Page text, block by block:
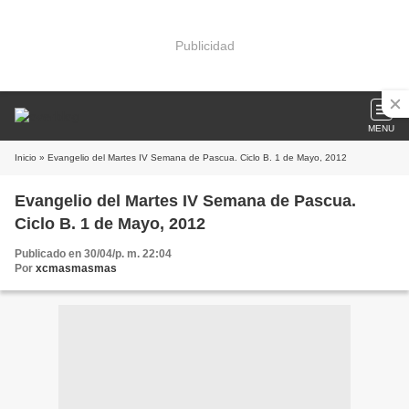
Publicidad
MENU
Inicio » Evangelio del Martes IV Semana de Pascua. Ciclo B. 1 de Mayo, 2012
Evangelio del Martes IV Semana de Pascua.
Ciclo B. 1 de Mayo, 2012
Publicado en 30/04/p. m. 22:04
Por xcmasmasmas